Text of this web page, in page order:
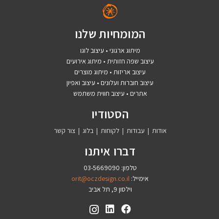
המומחיות שלנו
מיתוג ארגוני • עיצוב לוגו
עיצוב שפה חזותית • מיתוג אירועים
עיצוב אריזות • מיתוג מוצרים
עיצוב חוברות ועלונים • עיצוב ואפיון
אתרים • עיצוב חווית משתמש
הסטודיו
אודות | עבודות |לקוחות |בלוג |צור קשר
דברו איתנו
טלפון: 03-5669090
אימייל: orit@oczdesign.co.il
וילסון 9, תל אביב